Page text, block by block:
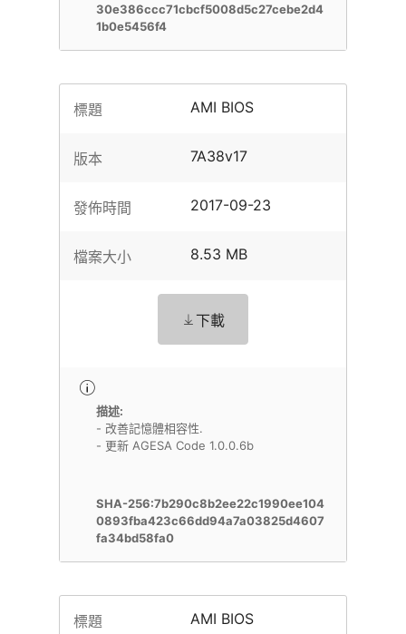
30e386ccc71cbcf5008d5c27cebe2d4
1b0e5456f4
標題 AMI BIOS
版本 7A38v17
發佈時間 2017-09-23
檔案大小 8.53 MB
下載
描述:
- 改善記憶體相容性.
- 更新 AGESA Code 1.0.0.6b
SHA-256:7b290c8b2ee22c1990ee104
0893fba423c66dd94a7a03825d4607
fa34bd58fa0
標題 AMI BIOS